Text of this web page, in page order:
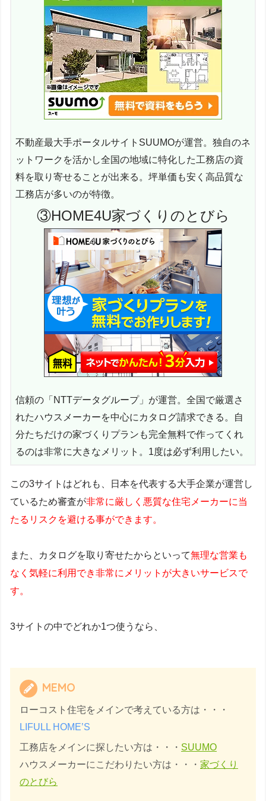
不動産最大手ポータルサイトSUUMOが運営。独自のネ
ットワークを活かし全国の地域に特化した工務店の資
料を取り寄せることが出来る。坪単価も安く高品質な
工務店が多いのが特徴。
③HOME4U家づくりのとびら
信頼の「NTTデータグループ」が運営。全国で厳選さ
れたハウスメーカーを中心にカタログ請求できる。自
分たちだけの家づくりプランも完全無料で作ってくれ
るのは非常に大きなメリット。1度は必ず利用したい。
この3サイトはどれも、日本を代表する大手企業が運営し
ているため審査が非常に厳しく悪質な住宅メーカーに当
たるリスクを避ける事ができます。
また、カタログを取り寄せたからといって無理な営業も
なく気軽に利用でき非常にメリットが大きいサービスで
す。
3サイトの中でどれか1つ使うなら、
MEMO
ローコスト住宅をメインで考えている方は・・・
LIFULL HOME’S
工務店をメインに探したい方は・・・ SUUMO
ハウスメーカーにこだわりたい方は・・・ 家づくり
のとびら